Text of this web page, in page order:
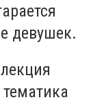
девушек.